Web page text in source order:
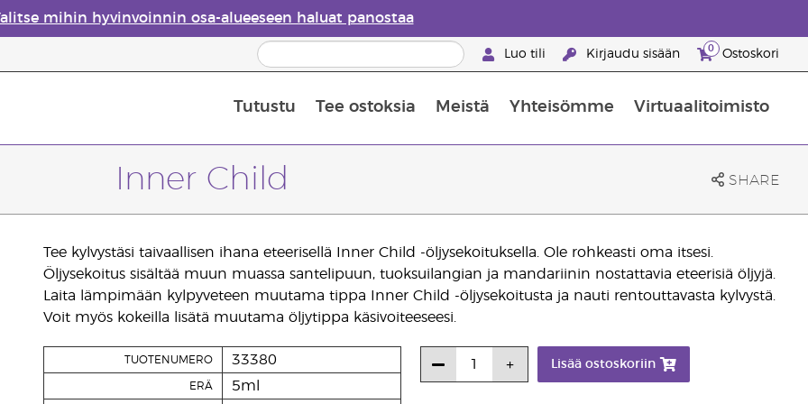
mihin hyvinvoinnin osa-alueeseen haluat panostaa
Luo tili Kirjaudu sisään 0 Ostoskori
Tutustu Tee ostoksia Meistä Yhteisömme Virtuaalitoimisto
Inner Child SHARE
Tee kylvystäsi taivaallisen ihana eteerisellä Inner Child -öljysekoituksella. Ole rohkeasti oma itsesi.
Öljysekoitus sisältää muun muassa santelipuun, tuoksuilangian ja mandariinin nostattavia eteerisiä öljyjä.
Laita lämpimään kylpyveteen muutama tippa Inner Child -öljysekoitusta ja nauti rentouttavasta kylvystä.
Voit myös kokeilla lisätä muutama öljytippa käsivoiteeseesi.
TUOTENUMERO 33380
ERÄ 5ml
Lisää ostoskoriin